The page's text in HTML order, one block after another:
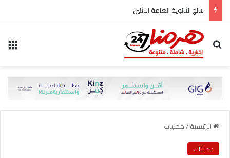
نتائج الثانوية العامة الاثنين
بحث عن
الرئيسية/محليات
محليات